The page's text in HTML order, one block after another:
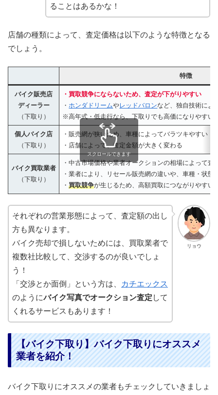
ることはあるかな！
店舗の種類によって、査定価格は以下のような特徴となる
でしょう。
特徴
バイク販売店
ディーラー
（下取り）
・買取競争にならないため、査定が下がりやすい
・ ホンダドリームやレッドバロンなど、独自技術によ
※高年式・低走行なら、下取りでも高価になりやすい
個人バイク店
（下取り）
・販売網が狭いため、車種によってバラツキやすい
・店舗によって、査定金額が大きく変わる
バイク買取業者
（下取り）
・中古市場価格や業者オークションの相場によって査
・業者により、リセール販売網の違いや、車種・状態
・買取競争が生じるため、高額買取につながりやすい
スクロールできます
リョウ
それぞれの営業形態によって、査定額の出し
方も異なります。
バイク売却で損しないためには、買取業者で
複数社比較して、交渉するのが良いでしょ
う！
「交渉とか面倒」という方は、
カチエックス
のようにバイク写真でオークション査定 して
くれるサービスもあります！
【バイク下取り】バイク下取りにオススメ
業者を紹介！
バイク下取りにオススメの業者もチェックしていきましょ